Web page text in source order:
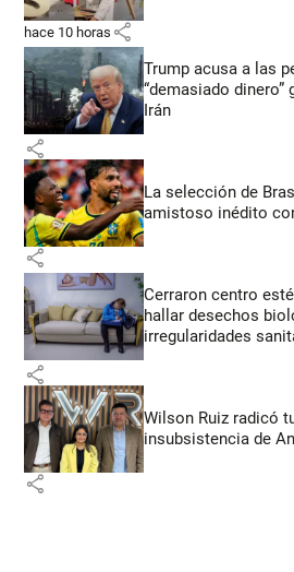
hace 10 horas share
Trump acusa a las
“demasiado
Irán
share
La selección de
amistoso inédito
share
Cerraron centro
hallar desechos
irregularidades
share
Wilson Ruiz radicó
insubsistencia de
share